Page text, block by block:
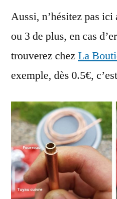
Aussi, n’hésitez pas ici
ou 3 de plus, en cas
trouverez chez La
exemple, dès 0.5€,